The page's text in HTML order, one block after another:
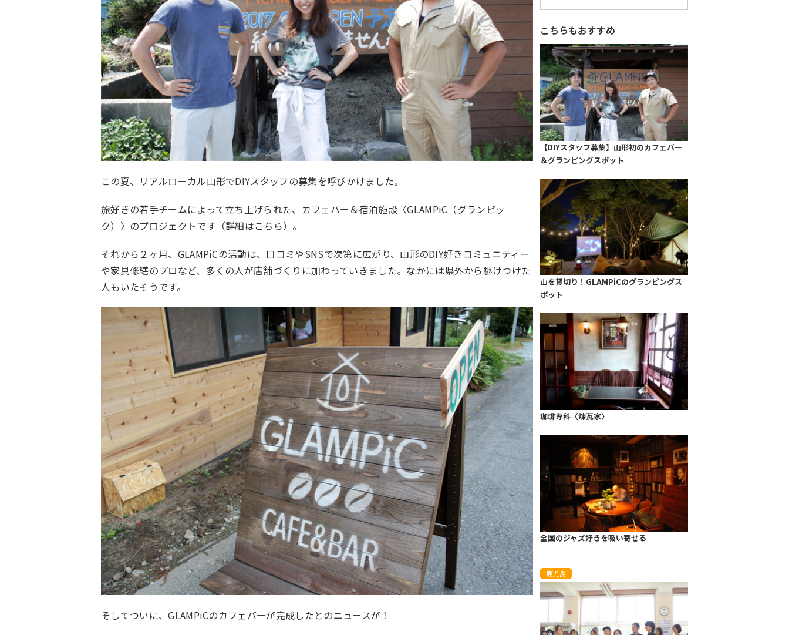
この夏、リアルローカル山形でDIYスタッフの募集を呼びかけました。
旅好きの若手チームによって立ち上げられた、カフェバー＆宿泊施設〈GLAMPiC（グランピッ
ク）〉のプロジェクトです（詳細はこちら）。
それから２ヶ月、GLAMPiCの活動は、口コミやSNSで次第に広がり、山形のDIY好きコミュニティー
や家具修繕のプロなど、多くの人が店舗づくりに加わっていきました。なかには県外から駆けつけた
人もいたそうです。
そしてついに、GLAMPiCのカフェバーが完成したとのニュースが！
こちらもおすすめ
【DIYスタッフ募集】山形初のカフェバー
＆グランピングスポット
山を貸切り！GLAMPiCのグランピングス
ポット
珈琲専科〈煉瓦家〉
全国のジャズ好きを吸い寄せる
鹿児島